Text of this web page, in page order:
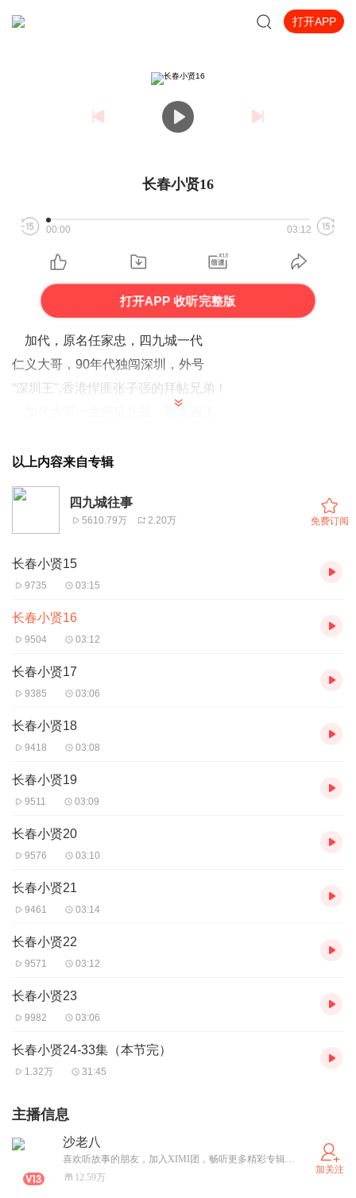
打开APP
长春小贤16
00:00 03:12
打开APP 收听完整版
加代，原名任家忠，四九城一代
仁义大哥，90年代独闯深圳，外号
“深圳王",香港悍匪张子强的拜帖兄弟！
年代算是四九城江湖的天花板级人物。
听老弟为你讲述加代大哥的传奇一
生，喜欢听的留个关注，每天晚上6点
持续更新！
以上内容来自专辑
四九城往事
5610.79万 2.20万 免费订阅
长春小贤15
9735 03:15
长春小贤16
9504 03:12
长春小贤17
9385 03:06
长春小贤18
9418 03:08
长春小贤19
9511 03:09
长春小贤20
9576 03:10
长春小贤21
9461 03:14
长春小贤22
9571 03:12
长春小贤23
9982 03:06
长春小贤24-33集（本节完）
1.32万 31:45
主播信息
沙老八
喜欢听故事的朋友，加入XIMI团，畅听更多精彩专辑，每晚六点准时更新！
12.59万
加关注